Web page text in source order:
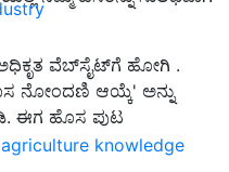
knowledge
ವೆಬ್‌ಸೈಟ್‌ಗೆ ಹೋಗಿ .
ನೋಂದಣಿ ಆಯ್ಕೆ' ಅನ್ನು
ಈಗ ಹೊಸ ಪುಟ